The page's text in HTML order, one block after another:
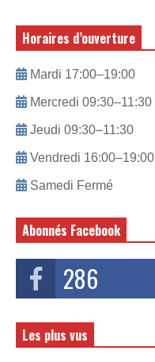
Horaires d’ouverture
Mardi 17:00–19:00
Mercredi 09:30–11:30
Jeudi 09:30–11:30
Vendredi 16:00–19:00
Samedi Fermé
Abonnés Facebook
286
Les plus vus